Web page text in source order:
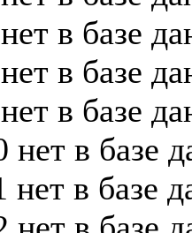
в базе
в базе
в базе
нет в базе
нет в базе